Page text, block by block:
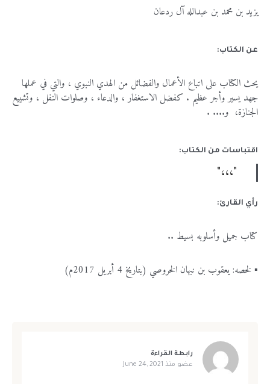
يزيد بن محمد بن عبدالله آل ردعان
عن الكتاب:
يحث الكتاب على اتباع الأعمال والفضائل من الهدي النبوي ، والتي في عملها
جهد يسيروأجر عظيم . كفضل الاستغفار ، والدعاء ، وصلوات النفل ، وتشييع
الجنازة، و.... .
اقتباسات من الكتاب:
"،،،"
رأي القارئ:
كتاب جميل وأسلوبه بسيط ..
▪️لخصه:يعقوب بن نبهانالخروصي (بتاريخ أبريل م)
رابطة القراءة
عضو منذ June 24, 2021